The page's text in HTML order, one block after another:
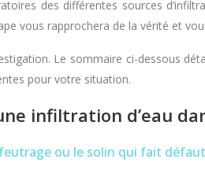
des différentes sources
vous rapprochera de la vérité et
Le sommaire ci-dessous
pour votre situation.
infiltration d’eau
ou le solin qui fait